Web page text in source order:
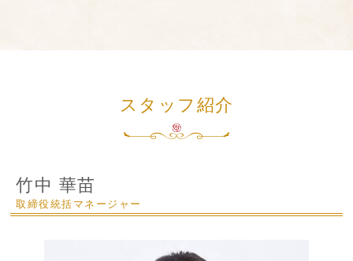
スタッフ紹介
竹中 華苗
取締役統括マネージャー